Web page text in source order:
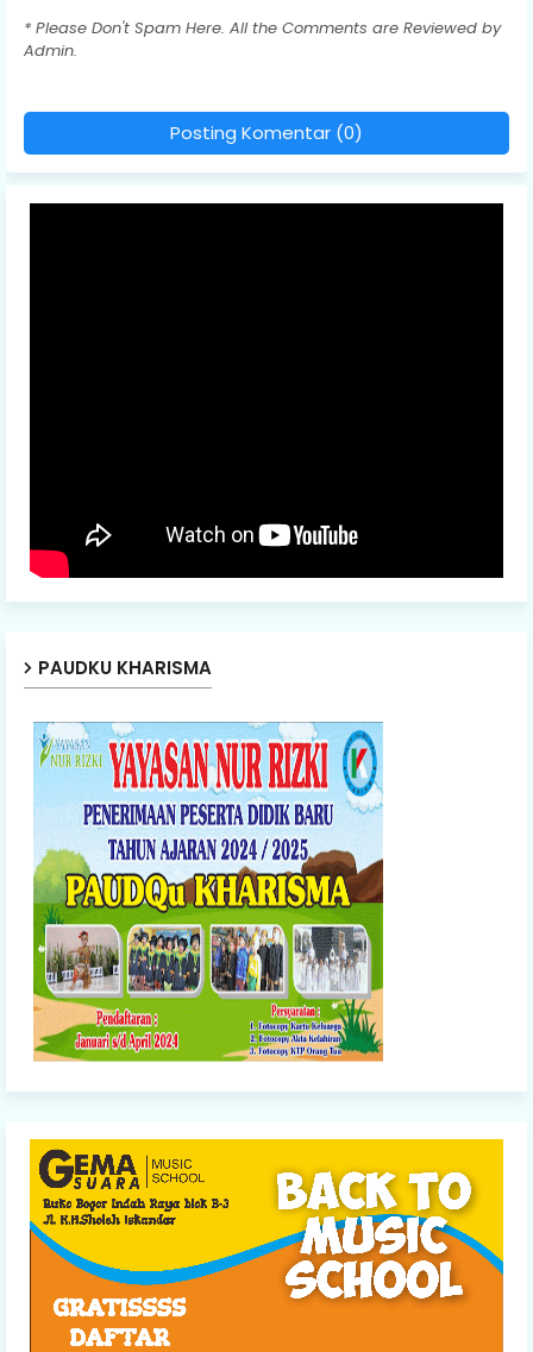
* Please Don't Spam Here. All the Comments are Reviewed by
Admin.
Posting Komentar (0)
PAUDKU KHARISMA